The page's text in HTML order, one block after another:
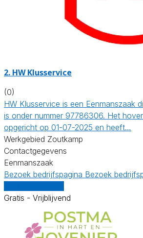
2. HW Klusservice
(0)
HW Klusservice is een Eenmanszaak
is onder nummer 97786306. Het
opgericht op 01-07-2025 en heeft…
Werkgebied Zoutkamp
Contactgegevens
Eenmanszaak
Bezoek bedrijfspagina Bezoek
Gratis - Vrijblijvend